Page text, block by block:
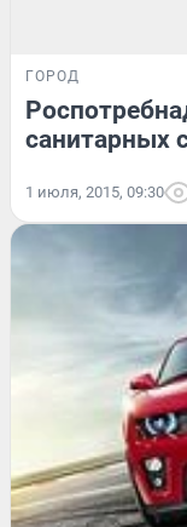
ГОРОД
санитарных
1 июля, 2015, 09:30